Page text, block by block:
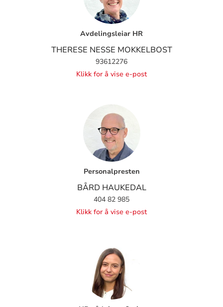
Avdelingsleiar HR
THERESE NESSE MOKKELBOST
93612276
Klikk for å vise e-post
Personalpresten
BÅRD HAUKEDAL
404 82 985
Klikk for å vise e-post